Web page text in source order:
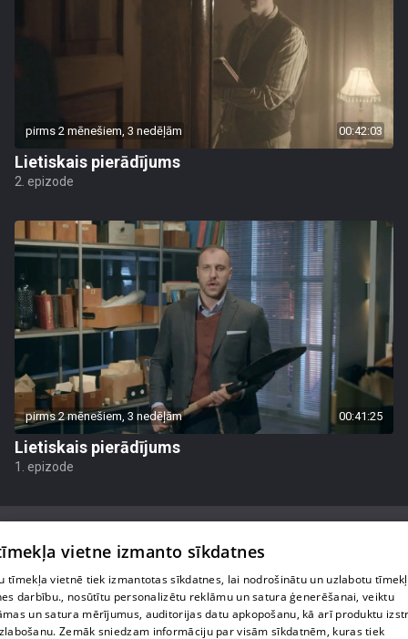
pirms 2 mēnešiem, 3 nedēļām 00:42:03
Lietiskais pierādījums
2. epizode
pirms 2 mēnešiem, 3 nedēļām 00:41:25
Lietiskais pierādījums
1. epizode
Par mums
Privātuma politika
vietne izmanto sīkdatnes
tīmekļa vietnē tiek izmantotas sīkdatnes, lai nodrošinātu un uzlabotu
darbību., nosūtītu personalizētu reklāmu un satura ģenerēšanai, veiktu
un satura mērījumus, auditorijas datu apkopošanu, kā arī produktu
Zemāk sniedzam informāciju par visām sīkdatnēm, kuras tiek